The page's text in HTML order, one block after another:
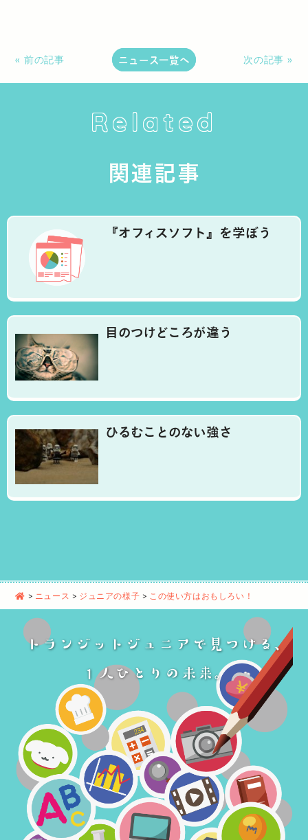
« 前の記事 ニュース一覧へ 次の記事 »
Related
関連記事
『オフィスソフト』を学ぼう
目のつけどころが違う
ひるむことのない強さ
> ニュース > ジュニアの様子 > この使い方はおもしろい！